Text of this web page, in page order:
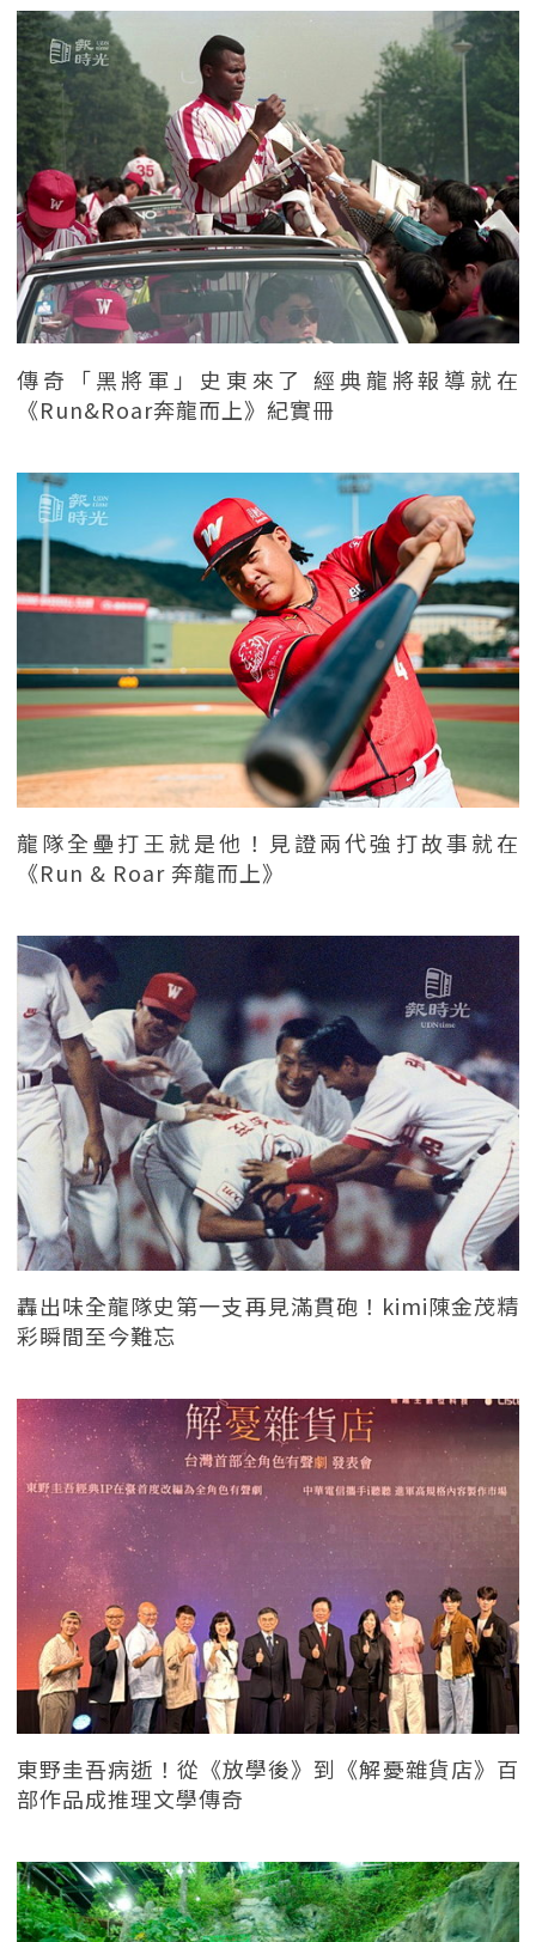
傳奇「黑將軍」史東來了 經典龍將報導就在
《Run&Roar奔龍而上》紀實冊
龍隊全壘打王就是他！見證兩代強打故事就在
《Run & Roar 奔龍而上》
轟出味全龍隊史第一支再見滿貫砲！kimi陳金茂精
彩瞬間至今難忘
東野圭吾病逝！從《放學後》到《解憂雜貨店》百
部作品成推理文學傳奇